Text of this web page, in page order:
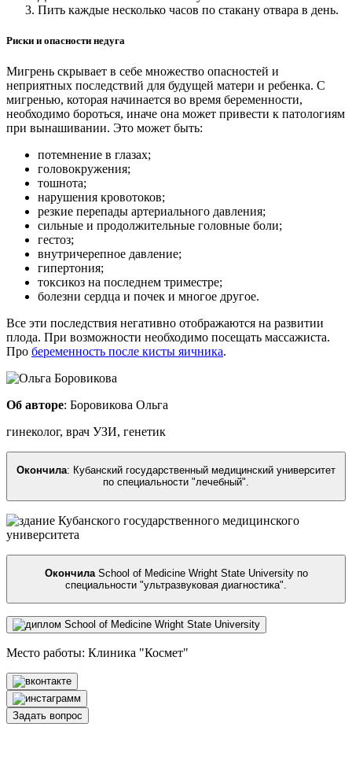
Пить каждые несколько часов по стакану отвара в день.
Риски и опасности недуга
Мигрень скрывает в себе множество опасностей и
неприятных последствий для будущей матери и ребенка. С
мигренью, которая начинается во время беременности,
необходимо бороться, иначе она может привести к патологиям
при вынашивании. Это может быть:
потемнение в глазах;
головокружения;
тошнота;
нарушения кровотоков;
резкие перепады артериального давления;
сильные и продолжительные головные боли;
гестоз;
внутричерепное давление;
гипертония;
токсикоз на последнем триместре;
болезни сердца и почек и многое другое.
Все эти последствия негативно отображаются на развитии
плода. При возможности необходимо посещать массажиста.
Про беременность после кисты яичника.
Об авторе: Боровикова Ольга
гинеколог, врач УЗИ, генетик
Окончила: Кубанский государственный медицинский университет
по специальности "лечебный".
Окончила School of Medicine Wright State University по
специальности "ультразвуковая диагностика"
Место работы: Клиника "Космет"
Задать вопрос